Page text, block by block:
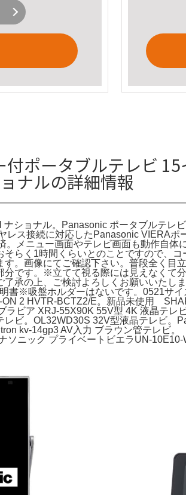
付ポータブルテレビ
ナルの詳細情報
ショナル。Panasonic ポータブルテレ
レス接続に対応したPanasonic VIERA
メニュー画面やテレビ画面も動作自
らく1時間くらいとのことですので、
。画像にてご確認下さい。普段全く目
です。※立てて視る際には見えなくて
承の上、ご検討よろしくお願いいたし
書※吸盤ホルダーはないです。0521サ
ON 2 HVTR-BCTZ2/E。新品未使用
ラビア XRJ-55X90K 55V型 4K 液晶テ
ビ。OL32WD30S 32V型液晶テレビ。
kv-14gp3 AV入力 ブラウン管テレビ
ソニック プライベートビエラUN-10E10-